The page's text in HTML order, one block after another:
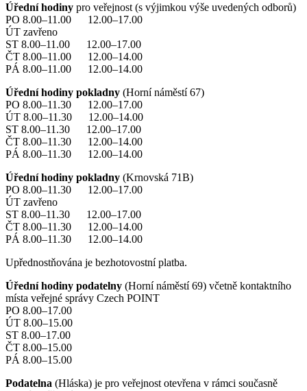
Úřední hodiny pro veřejnost (s výjimkou výše uvedených odborů)
PO 8.00–11.00 12.00–17.00
ÚT zavřeno
ST 8.00–11.00 12.00–17.00
ČT 8.00–11.00 12.00–14.00
PÁ 8.00–11.00 12.00–14.00
Úřední hodiny pokladny (Horní náměstí 67)
PO 8.00–11.30 12.00–17.00
ÚT 8.00–11.30 12.00–14.00
ST 8.00–11.30 12.00–17.00
ČT 8.00–11.30 12.00–14.00
PÁ 8.00–11.30 12.00–14.00
Úřední hodiny pokladny (Krnovská 71B)
PO 8.00–11.30 12.00–17.00
ÚT zavřeno
ST 8.00–11.30 12.00–17.00
ČT 8.00–11.30 12.00–14.00
PÁ 8.00–11.30 12.00–14.00
Upřednostňována je bezhotovostní platba.
Úřední hodiny podatelny (Horní náměstí 69) včetně kontaktního
místa veřejné správy Czech POINT
PO 8.00–17.00
ÚT 8.00–15.00
ST 8.00–17.00
ČT 8.00–15.00
PÁ 8.00–15.00
Podatelna (Hláska) je pro veřejnost otevřena v rámci současně